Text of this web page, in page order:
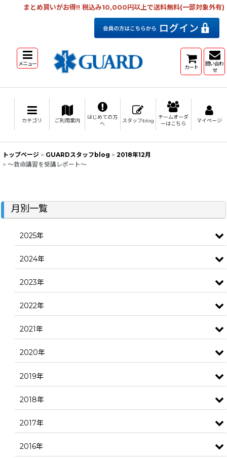
まとめ買いがお得!! 税込み10,000円以上で送料無料(一部対象外有)
メニュー カート
問い合わ
せ
カテゴリ ご利用案内
はじめての方
へ
スタッフblog
チームオーダ
ーはこちら
マイページ
トップページ > GUARDスタッフblog > 2018年12月
> ～救命講習を受講レポート～
月別一覧
2025年
2024年
2023年
2022年
2021年
2020年
2019年
2018年
2017年
2016年